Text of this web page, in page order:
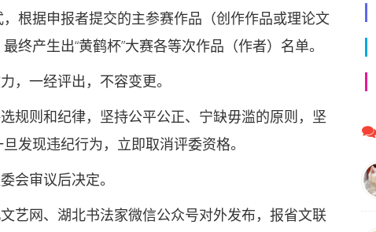
根据申报者提交的主参赛作品（创作作品或理论文
终产生出“黄鹤杯”大赛各等次作品（作者）名单。
，一经评出，不容变更。
规则和纪律，坚持公平公正、宁缺毋滥的原则，坚
发现违纪行为，立即取消评委资格。
会审议后决定。
艺网、湖北书法家微信公众号对外发布，报省文联